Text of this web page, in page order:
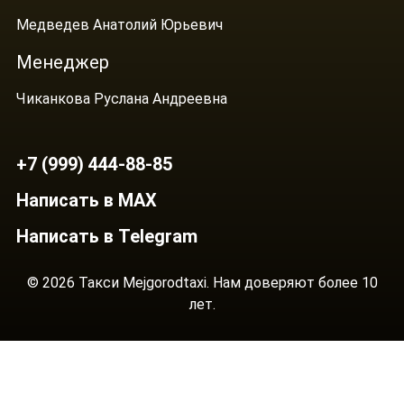
Медведев Анатолий Юрьевич
Менеджер
Чиканкова Руслана Андреевна
+7 (999) 444-88-85
Написать в MAX
Написать в Telegram
© 2026 Такси Mejgorodtaxi. Нам доверяют более 10
лет.